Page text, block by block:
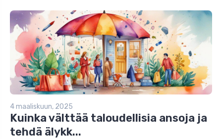
4 maaliskuun, 2025
Kuinka välttää taloudellisia ansoja ja
tehdä älykk...